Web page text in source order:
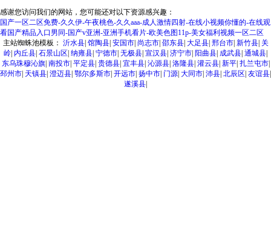
感谢您访问我们的网站，您可能还对以下资源感兴趣：
国产一区二区免费-久久伊-午夜桃色-久久aaa-成人激情四射-在线小视频你懂的-在线观
看国产精品入口男同-国产v亚洲-亚洲手机看片-欧美色图11p-美女福利视频一区二区
主站蜘蛛池模板： 沂水县| 馆陶县| 安国市| 尚志市| 邵东县| 大足县| 邢台市| 新竹县| 关
岭| 内丘县| 石景山区| 纳雍县| 宁德市| 无极县| 宣汉县| 济宁市| 阳曲县| 成武县| 通城县|
东乌珠穆沁旗| 南投市| 平定县| 贵德县| 宜丰县| 沁源县| 洛隆县| 灌云县| 新平| 扎兰屯市|
邳州市| 天镇县| 澄迈县| 鄂尔多斯市| 开远市| 扬中市| 门源| 大同市| 沛县| 北辰区| 友谊县|
遂溪县|